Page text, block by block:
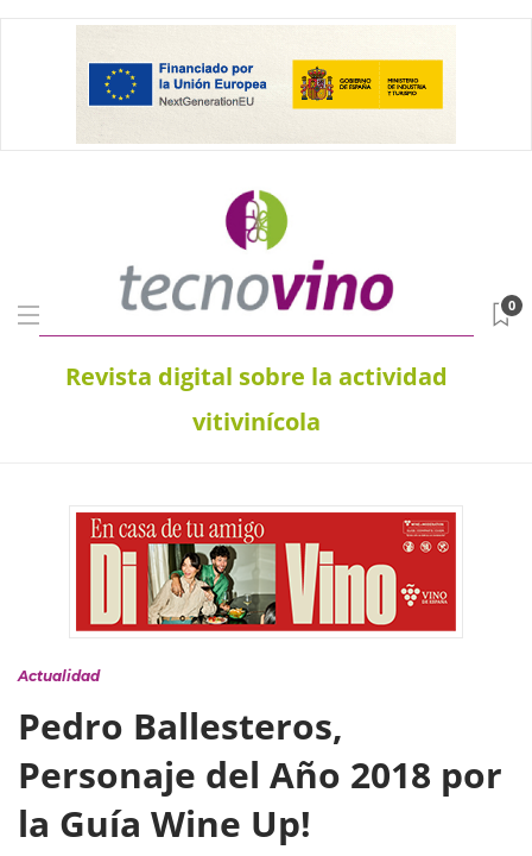
Revista digital sobre la actividad
vitivinícola
0
Actualidad
Pedro Ballesteros,
Personaje del Año 2018 por
la Guía Wine Up!